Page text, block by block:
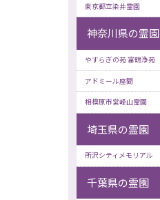
東京都立染井霊園
神奈川県の霊園
やすらぎの苑 富鶴浄苑
アドミール座間
相模原市営峰山霊園
埼玉県の霊園
所沢シティメモリアル
千葉県の霊園